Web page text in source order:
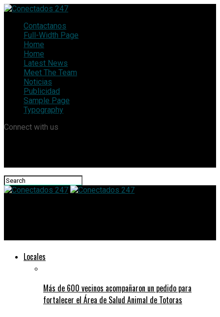
Contactanos
Full-Width Page
Home
Home
Latest News
Meet The Team
Noticias
Publicidad
Sample Page
Typography
Connect with us
Locales
Más de 600 vecinos acompañaron un pedido para
fortalecer el Área de Salud Animal de Totoras